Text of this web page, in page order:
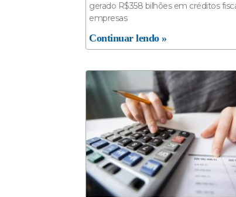
gerado R$358 bilhões em créditos
empresas
Continuar lendo »